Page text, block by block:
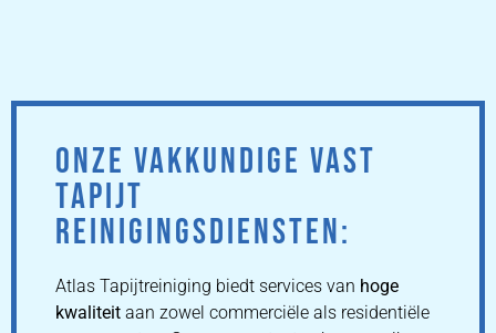
ONZE VAKKUNDIGE VAST
TAPIJT
REINIGINGSDIENSTEN:
Atlas Tapijtreiniging biedt services van hoge
kwaliteit aan zowel commerciële als residentiële